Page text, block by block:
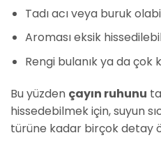
Tadı acı veya buruk
Aroması eksik
Rengi bulanık ya da çok
Bu yüzden çayın ruhunu
hissedebilmek için, suyun
türüne kadar birçok detay